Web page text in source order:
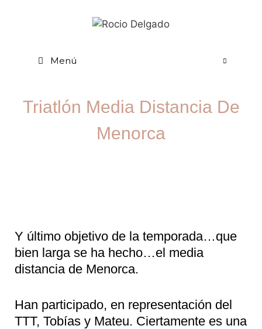
Menú
Triatlón Media Distancia De
Menorca
Y último objetivo de la temporada…que
bien larga se ha hecho…el media
distancia de Menorca.
Han participado, en representación del
TTT, Tobías y Mateu. Ciertamente es una